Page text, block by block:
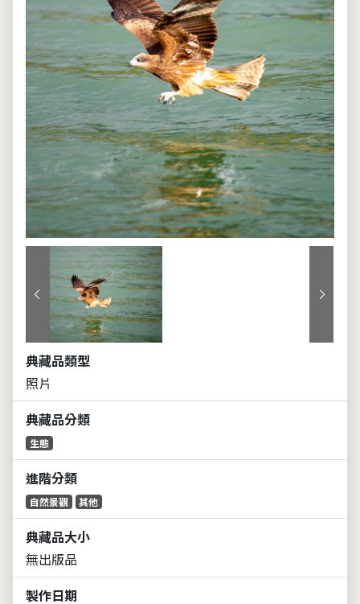
上一張 下一張
典藏品類型
照片
典藏品分類
生態
進階分類
自然景觀 其他
典藏品大小
無出版品
製作日期